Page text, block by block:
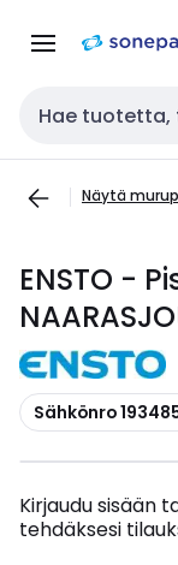
navigointiin
Haku
Näytä
ENSTO -
Kopioi
Sähkönro
Kirjaudu sisään
tehdäksesi